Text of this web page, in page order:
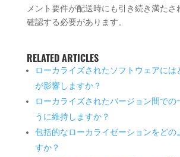
メント要件が配送時にも引き続き満たさ
確認する必要があります。
RELATED ARTICLES
ローカライズされたソフトウェアには
が影響しますか？
ローカライズされたバージョン間での
うに維持しますか？
包括的なローカライゼーションをどの
すか？